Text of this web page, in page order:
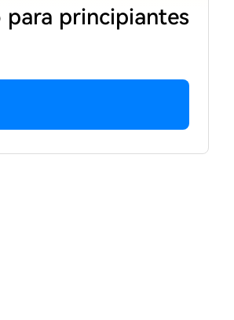
para principiantes